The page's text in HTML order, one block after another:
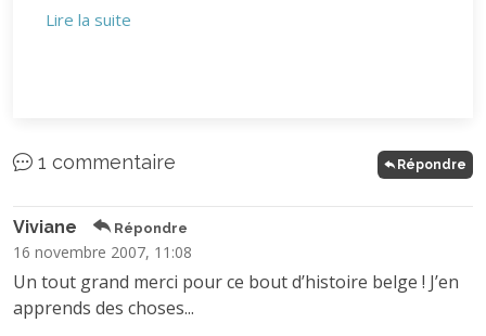
Lire la suite
1 commentaire Répondre
Viviane Répondre
16 novembre 2007, 11:08
Un tout grand merci pour ce bout d’histoire belge ! J’en
apprends des choses...